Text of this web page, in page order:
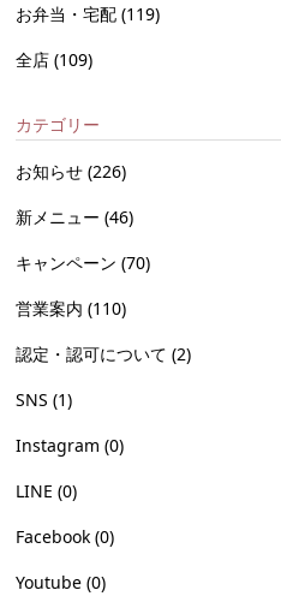
お弁当・宅配(119)
全店(109)
カテゴリー
お知らせ(226)
新メニュー(46)
キャンペーン(70)
営業案内(110)
認定・認可について(2)
SNS(1)
Instagram(0)
LINE(0)
Facebook(0)
Youtube(0)